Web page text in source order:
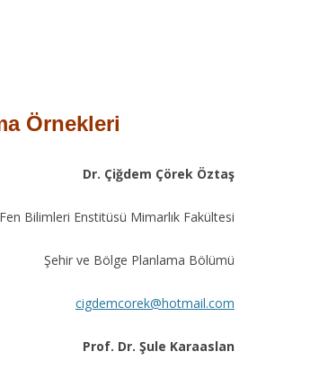
Örnekleri
Dr. Çiğdem Çörek Öztaş
Bilimleri Enstitüsü Mimarlık Fakültesi
Şehir ve Bölge Planlama Bölümü
cigdemcorek@hotmail.com
Prof. Dr. Şule Karaaslan